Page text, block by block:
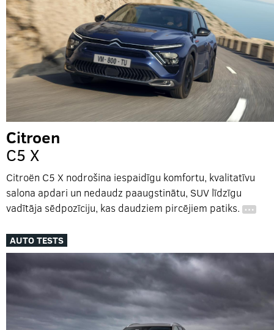
Citroen
C5 X
Citroën C5 X nodrošina iespaidīgu komfortu, kvalitatīvu
salona apdari un nedaudz paaugstinātu, SUV līdzīgu
vadītāja sēdpozīciju, kas daudziem pircējiem patiks. …
AUTO TESTS